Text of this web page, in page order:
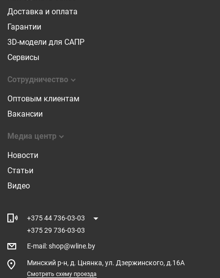
Доставка и оплата
Гарантии
3D-модели для САПР
Сервисы
Сотрудничество
Оптовым клиентам
Вакансии
Медиа центр
Новости
Статьи
Видео
+375 44 736-03-03
+375 29 736-03-03
E-mail :shop@wline.by
Минский р-н, д. Цнянка, ул. Дзержинского, д.16А
Смотреть схему проезда